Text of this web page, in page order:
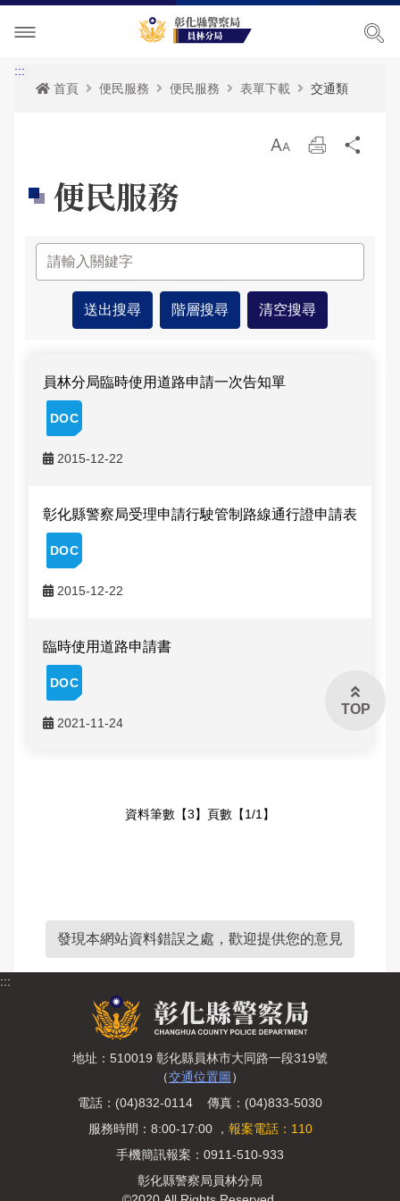
單位介紹
組織執掌
聯絡資訊
轄區概況
轄區派出所
活動訊息
RSS訊息中心
交通安全宣導
婦幼宣導
保防宣導
一般犯罪預防宣導
青春專案
便民服務
便民服務
表單下載
政府資訊公開
雙語詞彙
申辦資訊
常見問答
民眾檔案應用專區
民意廣場
分局長信箱
問卷調查
警民交流留言板
交通違規檢舉
影音出版品
活動相簿
影音多媒體
網站導覽
常見問答
:::
首頁
便民服務 便民服務 表單下載 交通類
放 列
便民服務
員林分局臨時使用道路申請一次告知單
2015-12-22
彰化縣警察局受理申請行駛管制路線通行證申請表
2015-12-22
臨時使用道路申請書
2021-11-24
資料筆數【3】頁數【1/1】
發現本網站資料錯誤之處，歡迎提供您的意見
:::
地址：510019 彰化縣員林市大同路一段319號
（交通位置圖 ）
電話：(04)832-0114 傳真：(04)833-5030
服務時間：8:00-17:00 ， 報案電話：110
手機簡訊報案：0911-510-933
彰化縣警察局員林分局
TOP